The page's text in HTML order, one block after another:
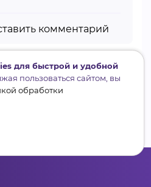
комментарий
для быстрой и удобной
пользоваться сайтом, вы
обработки